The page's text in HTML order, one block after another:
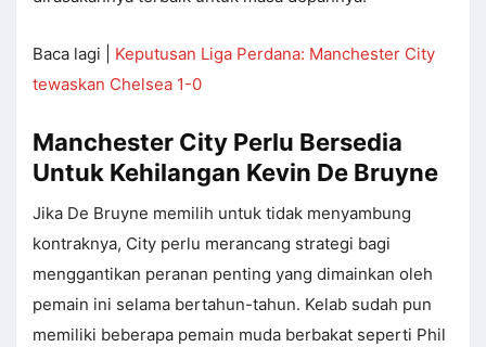
Baca lagi | Keputusan Liga Perdana: Manchester City
tewaskan Chelsea 1-0
Manchester City Perlu Bersedia
Untuk Kehilangan Kevin De Bruyne
Jika De Bruyne memilih untuk tidak menyambung
kontraknya, City perlu merancang strategi bagi
menggantikan peranan penting yang dimainkan oleh
pemain ini selama bertahun-tahun. Kelab sudah pun
memiliki beberapa pemain muda berbakat seperti Phil